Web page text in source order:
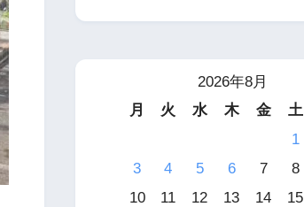
2026年8月
月
火 水 木 金 土
1
3
4 5 6 7 8
10
11 12 13 14 15